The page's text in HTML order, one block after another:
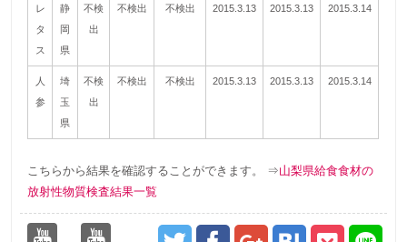
レ
タ
ス
静
岡
県
不検
出
不検出 不検出 2015.3.13 2015.3.13 2015.3.14
人
参
埼
玉
県
不検
出
不検出 不検出 2015.3.13 2015.3.13 2015.3.14
こちらから結果を確認することができます。 ⇒山梨県給食食材の
放射性物質検査結果一覧